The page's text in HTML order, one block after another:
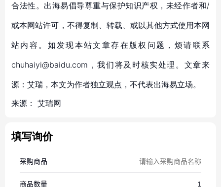
合法性。出海易倡导尊重与保护知识产权，未经作者和/
或本网站许可，不得复制、转载、或以其他方式使用本网
站内容。如发现本站文章存在版权问题，烦请联系
chuhaiyi@baidu.com，我们将及时核实处理。文章来
源：艾瑞，本文为作者独立观点，不代表出海易立场。
来源： 艾瑞网
填写询价